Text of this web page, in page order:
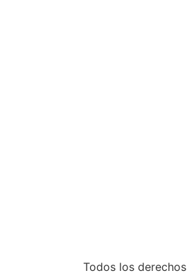
Todos los derechos